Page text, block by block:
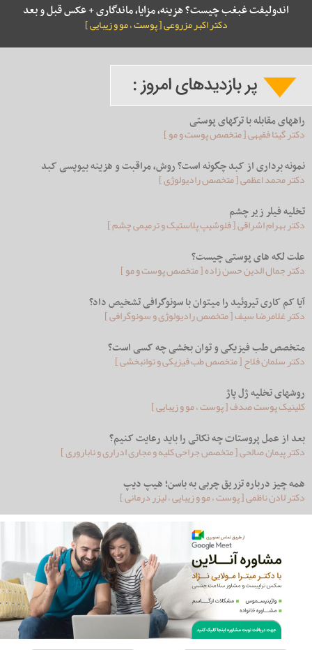
اندولیفت غبغب چیست؟ هزینه، مزایا، ماندگاری + عکس قبل و بعد
دکتر اکبر مزروعی [ پوست ، مو و زیبایی ]
راههای مقابله با ترکهای پوستی
دکتر گیتا فقیهی [ متخصص پوست و مو ]
نمونه برداری از کبد چگونه است؟ روش، مراقبت و هزینه بیوپسی کبد
دکتر محمد اعظمی [ متخصص رادیولوژِی ]
تخلیه فیلر زیر چشم
دکتر بهرام اشراقی [ فلوشیپ پلاستیک و ترمیمی چشم ]
علت لکه های پوستی چیست؟
دکتر جمال الدین حسن زاده [ متخصص پوست و مو ]
آیا کم کاری تیروئید را میتوان با سونوگرافی تشخیص داد؟
دکتر غلامرضا سیف [ متخصص رادیولوژی و سونوگرافی ]
متخصص طب فیزیکی و توان بخشی چه کسی است؟
دکتر سلمان فلاح [ متخصص طب فیزیکی و توانبخشی ]
روشهای تخلیه ژل پاژ
کلینیک پوست صدف [ پوست ، مو و زیبایی ]
بعد از عمل پروستات چه نکاتی را باید رعایت کنیم؟
دکتر پیمان صالحی [ متخصص جراحی کلیه و مجاری ادراری و ناباروری ]
همه چیز درباره تزریق چربی به باسن؛ هیپ دیپ
دکتر لادن ناظمی [ پوست ، مو و زیبایی ، لیزر درمانی ]